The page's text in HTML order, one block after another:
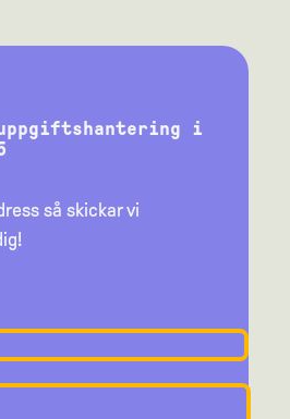
i
så skickar vi